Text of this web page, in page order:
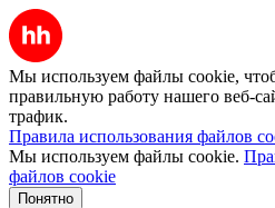
Мы используем файлы cookie,
правильную работу нашего веб-
трафик.
Правила использования файлов
Мы используем файлы cookie.
файлов cookie
Понятно